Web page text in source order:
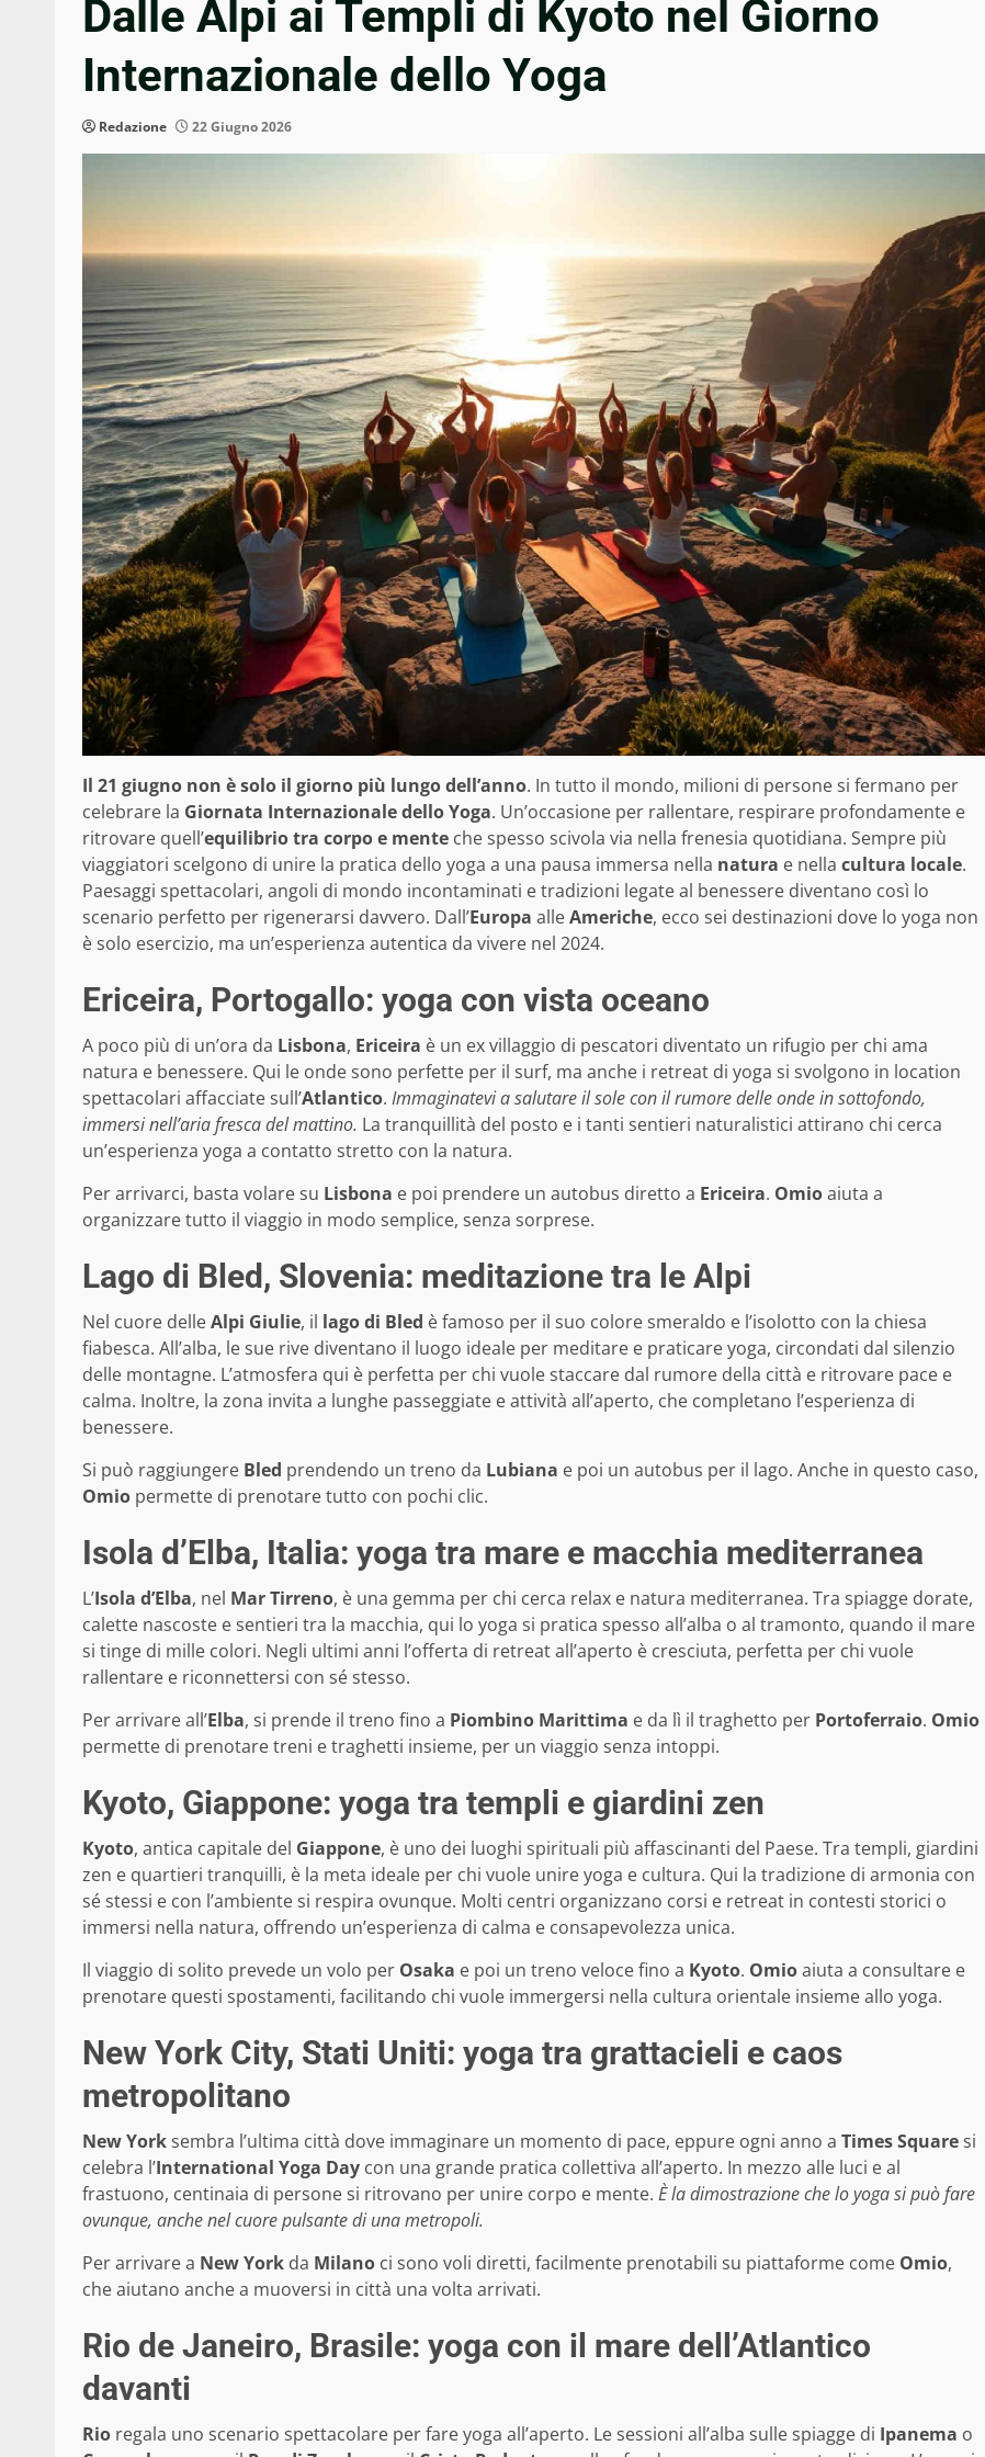
Dalle Alpi ai Templi di Kyoto nel Giorno
Internazionale dello Yoga
Redazione 22 Giugno 2026
Il 21 giugno non è solo il giorno più lungo dell’anno. In tutto il mondo, milioni di persone si fermano per
celebrare la Giornata Internazionale dello Yoga. Un’occasione per rallentare, respirare profondamente e
ritrovare quell’equilibrio tra corpo e mente che spesso scivola via nella frenesia quotidiana. Sempre più
viaggiatori scelgono di unire la pratica dello yoga a una pausa immersa nella natura e nella cultura locale.
Paesaggi spettacolari, angoli di mondo incontaminati e tradizioni legate al benessere diventano così lo
scenario perfetto per rigenerarsi davvero. Dall’Europa alleAmeriche, ecco sei destinazioni dove lo yoga non
è solo esercizio, ma un’esperienza autentica da vivere nel 2024.
Ericeira, Portogallo: yoga con vista oceano
A poco più di un’ora da Lisbona, Ericeira è un ex villaggio di pescatori diventato un rifugio per chi ama
natura e benessere. Qui le onde sono perfette per il surf, ma anche i retreat di yoga si svolgono in location
spettacolari affacciate sull’Atlantico. Immaginatevi a salutare il sole con il rumore delle onde in sottofondo,
immersi nell’aria fresca del mattino. La tranquillità del posto e i tanti sentieri naturalistici attirano chi cerca
un’esperienza yoga a contatto stretto con la natura.
Per arrivarci, basta volare su Lisbona e poi prendere un autobus diretto a Ericeira. Omioaiuta a
organizzare tutto il viaggio in modo semplice, senza sorprese.
Lago di Bled, Slovenia: meditazione tra le Alpi
Nel cuore delleAlpi Giulie, il lago di Bled è famoso per il suo colore smeraldo e l’isolotto con la chiesa
fiabesca. All’alba, le sue rive diventano il luogo ideale per meditare e praticare yoga, circondati dal silenzio
delle montagne. L’atmosfera qui è perfetta per chi vuole staccare dal rumore della città e ritrovare pace e
calma. Inoltre, la zona invita a lunghe passeggiate e attività all’aperto, che completano l’esperienza di
benessere.
Si può raggiungere Bled prendendo un treno da Lubiana e poi un autobus per il lago. Anche in questo caso,
Omio permette di prenotare tutto con pochi clic.
Isola d’Elba, Italia: yoga tra mare e macchia mediterranea
L’Isola d’Elba, nel Mar Tirreno, è una gemma per chi cerca relax e natura mediterranea. Tra spiagge dorate,
calette nascoste e sentieri tra la macchia, qui lo yoga si pratica spesso all’alba o al tramonto, quando il mare
si tinge di mille colori. Negli ultimi anni l’offerta di retreat all’aperto è cresciuta, perfetta per chi vuole
rallentare e riconnettersi con sé stesso.
Per arrivare all’Elba, si prende il treno fino a Piombino Marittima e da lì il traghetto per Portoferraio. Omio
permette di prenotare treni e traghetti insieme, per un viaggio senza intoppi.
Kyoto, Giappone: yoga tra templi e giardini zen
Kyoto, antica capitale del Giappone, è uno dei luoghi spirituali più affascinanti del Paese. Tra templi, giardini
zen e quartieri tranquilli, è la meta ideale per chi vuole unire yoga e cultura. Qui la tradizione di armonia con
sé stessi e con l’ambiente si respira ovunque. Molti centri organizzano corsi e retreat in contesti storici o
immersi nella natura, offrendo un’esperienza di calma e consapevolezza unica.
Il viaggio di solito prevede un volo per Osaka e poi un treno veloce fino a Kyoto. Omioaiuta a consultare e
prenotare questi spostamenti, facilitando chi vuole immergersi nella cultura orientale insieme allo yoga.
New York City, Stati Uniti: yoga tra grattacieli e caos
metropolitano
New Yorksembra l’ultima città dove immaginare un momento di pace, eppure ogni anno a Times Squaresi
celebra l’International Yoga Day con una grande pratica collettiva all’aperto. In mezzo alle luci e al
frastuono, centinaia di persone si ritrovano per unire corpo e mente. È la dimostrazione che lo yoga si può fare
ovunque, anche nel cuore pulsante di una metropoli.
Per arrivare a New York da Milano ci sono voli diretti, facilmente prenotabili su piattaforme come Omio,
che aiutano anche a muoversi in città una volta arrivati.
Rio de Janeiro, Brasile: yoga con il mare dell’Atlantico
davanti
Rio regala uno scenario spettacolare per fare yoga all’aperto. Le sessioni all’alba sulle spiagge di Ipanema o